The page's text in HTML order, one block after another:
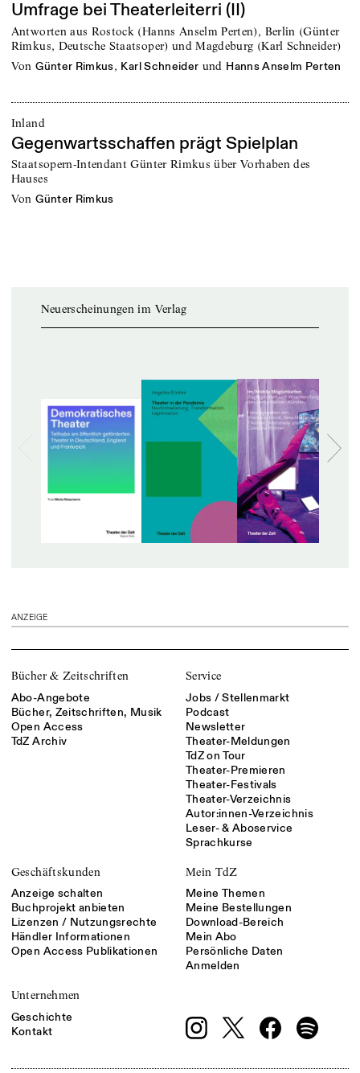
Umfrage bei Theaterleiterri (II)
Antworten aus Rostock (Hanns Anselm Perten), Berlin (Günter
Rimkus, Deutsche Staatsoper) und Magdeburg (Karl Schneider)
von Günter Rimkus, Karl Schneider und Hanns Anselm Perten
Inland
Gegenwartsschaffen prägt Spielplan
Staatsopern-Intendant Günter Rimkus über Vorhaben des
Hauses
von Günter Rimkus
Neuerscheinungen im Verlag
ANZEIGE
Bücher & Zeitschriften
Abo-Angebote
Bücher, Zeitschriften, Musik
Open Access
TdZ Archiv
Service
Jobs / Stellenmarkt
Podcast
Newsletter
Theater-Meldungen
TdZ on Tour
Theater-Premieren
Theater-Festivals
Theater-Verzeichnis
Autor:innen-Verzeichnis
Leser- & Aboservice
Sprachkurse
Geschäftskunden
Anzeige schalten
Buchprojekt anbieten
Lizenzen / Nutzungsrechte
Händler Informationen
Open Access Publikationen
Mein TdZ
Meine Themen
Meine Bestellungen
Download-Bereich
Mein Abo
Persönliche Daten
Anmelden
Unternehmen
Geschichte
Kontakt